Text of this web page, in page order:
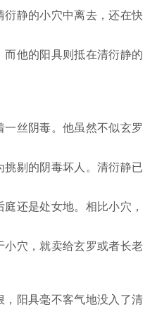
静的小穴中离去，还在快
他的阳具则抵在清衍静的
丝阴毒。他虽然不似玄罗
剔的阴毒坏人。清衍静已
还是处女地。相比小穴，
穴，就卖给玄罗或者长老
阳具毫不客气地没入了清